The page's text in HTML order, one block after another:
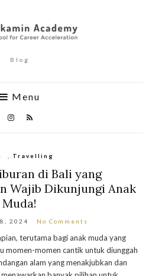
Blog
Menu
Travelling
di Bali yang
Wajib Dikunjungi Anak
Muda!
2024 No Comments
terutama bagi anak muda yang
momen-momen cantik untuk diunggah
alam yang menakjubkan dan